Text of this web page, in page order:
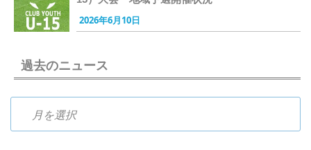
2026年6月10日
過去のニュース